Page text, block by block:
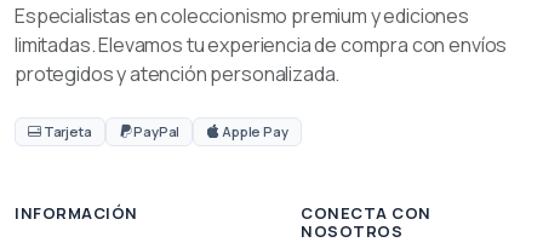
Especialistas en coleccionismo premium y ediciones
limitadas. Elevamos tu experiencia de compra con envíos
protegidos y atención personalizada.
Tarjeta PayPal Apple Pay
INFORMACIÓN
CONECTA CON
NOSOTROS